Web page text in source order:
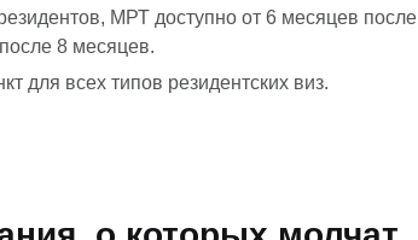
МРТ доступно от 6 месяцев после
8 месяцев.
для всех типов резидентских виз.